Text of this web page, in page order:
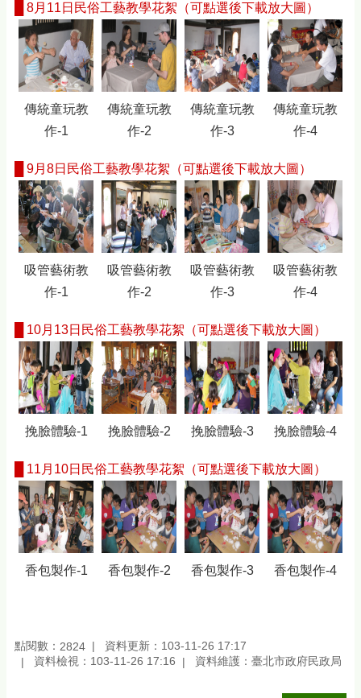
8月11日民俗工藝教學花絮（可點選後下載放大圖）
傳統童玩教
作-1
傳統童玩教
作-2
傳統童玩教
作-3
傳統童玩教
作-4
9月8日民俗工藝教學花絮（可點選後下載放大圖）
吸管藝術教
作-1
吸管藝術教
作-2
吸管藝術教
作-3
吸管藝術教
作-4
10月13日民俗工藝教學花絮（可點選後下載放大圖）
挽臉體驗-1 挽臉體驗-2 挽臉體驗-3 挽臉體驗-4
11月10日民俗工藝教學花絮（可點選後下載放大圖）
香包製作-1 香包製作-2 香包製作-3 香包製作-4
點閱數： 2824
資料更新：103-11-26 17:17
資料檢視：103-11-26 17:16
資料維護：臺北市政府民政局